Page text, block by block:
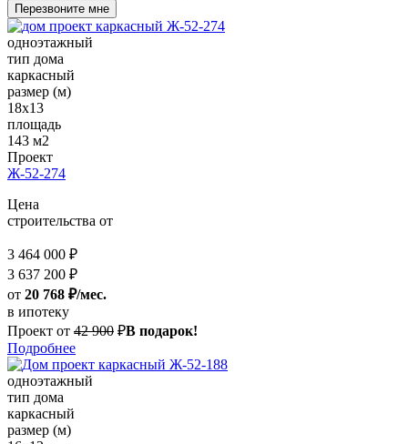
Перезвоните мне
одноэтажный
тип дома
каркасный
размер (м)
18x13
площадь
143 м2
Проект
Ж-52-274
Цена
строительства от
3 464 000 ₽
3 637 200 ₽
от 20 768 ₽/мес.
в ипотеку
Проект от 42 900 ₽В подарок!
Подробнее
одноэтажный
тип дома
каркасный
размер (м)